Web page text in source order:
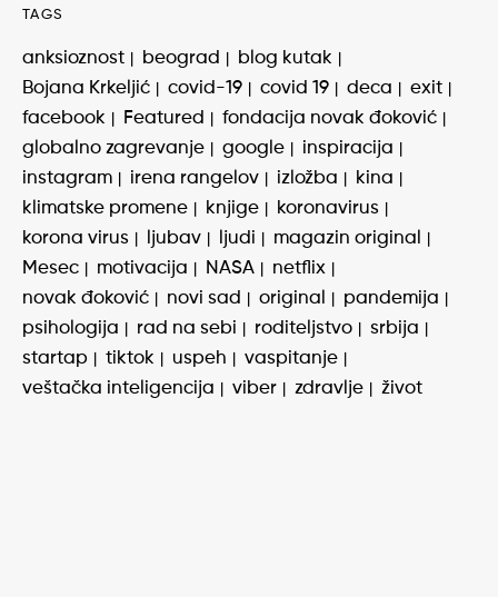
TAGS
anksioznost beograd
blog kutak
Bojana Krkeljić
covid-19 covid 19 deca
exit
facebook
Featured
fondacija novak đoković
globalno zagrevanje
google
inspiracija
instagram
irena rangelov izložba
kina
klimatske promene
knjige
koronavirus
korona virus
ljubav ljudi
magazin original
Mesec
motivacija NASA
netflix
novak đoković
novi sad original
pandemija
psihologija
rad na sebi roditeljstvo
srbija
startap
tiktok uspeh
vaspitanje
veštačka inteligencija
viber zdravlje život